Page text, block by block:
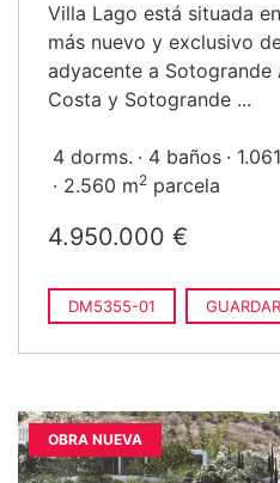
Villa Lago está situada
más nuevo y exclusivo
adyacente a
Costa y Sotogrande ...
4 dorms. 4 baños
2.560 m2 parcela
4.950.000 €
DM5355-01 GUARDAR
OBRA NUEVA